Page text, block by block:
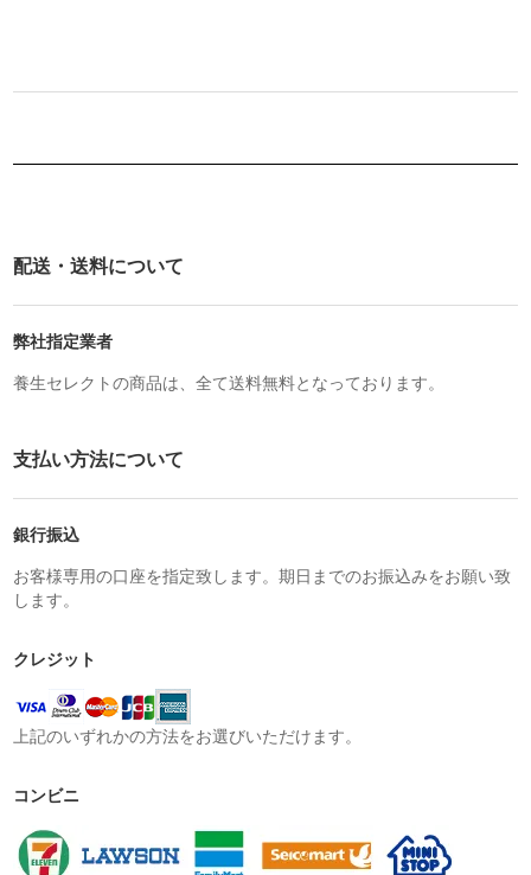
配送・送料について
弊社指定業者
養生セレクトの商品は、全て送料無料となっております。
支払い方法について
銀行振込
お客様専用の口座を指定致します。期日までのお振込みをお願い致
します。
クレジット
上記のいずれかの方法をお選びいただけます。
コンビニ